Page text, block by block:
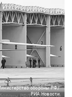
обороны РФ/
РИА Новости